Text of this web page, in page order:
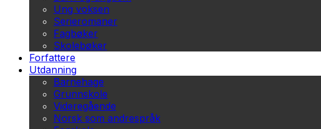
Ung voksen
Serieromaner
Fagbøker
Skolebøker
Forfattere
Utdanning
Barnehage
Grunnskole
Videregående
Norsk som andrespråk